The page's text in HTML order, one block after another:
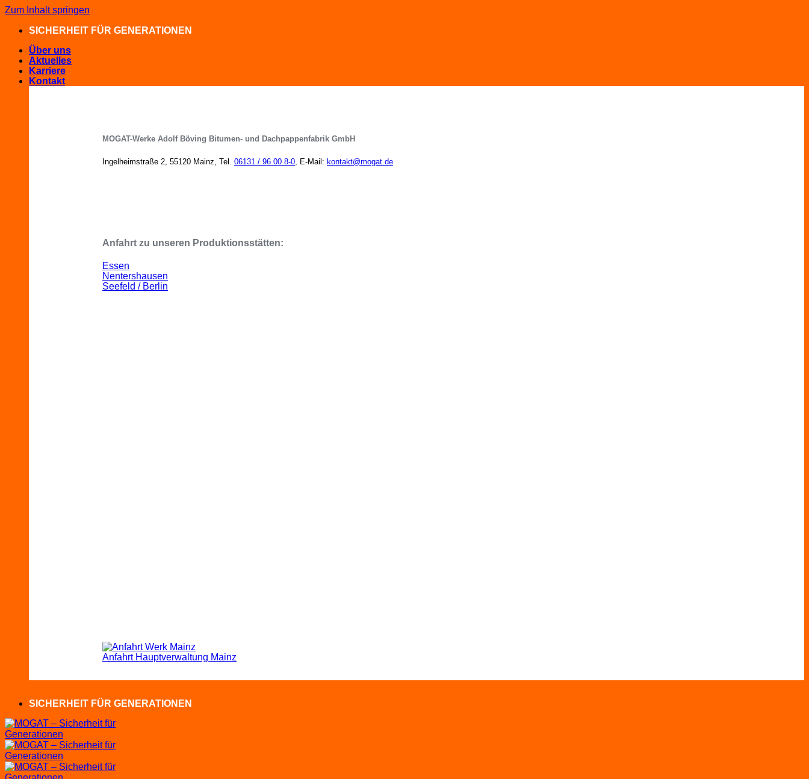
Zum Inhalt springen
SICHERHEIT FÜR GENERATIONEN
Über uns
Aktuelles
Karriere
Kontakt
MOGAT-Werke Adolf Böving Bitumen- und Dachpappenfabrik GmbH
Ingelheimstraße 2, 55120 Mainz, Tel. 06131 / 96 00 8-0, E-Mail: kontakt@mogat.de
Anfahrt zu unseren Produktionsstätten:
Essen
Nentershausen
Seefeld / Berlin
Anfahrt Hauptverwaltung Mainz
SICHERHEIT FÜR GENERATIONEN